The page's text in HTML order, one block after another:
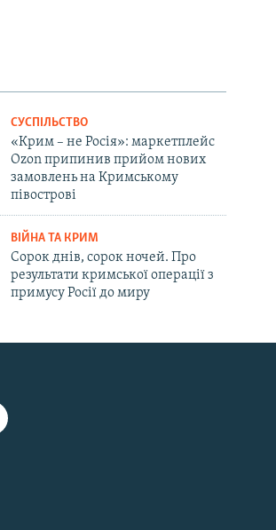
СУСПІЛЬСТВО
«Крим – не Росія»: маркетплейс
Ozon припинив прийом нових
замовлень на Кримському
півострові
ВІЙНА ТА КРИМ
Сорок днів, сорок ночей. Про
результати кримської операції з
примусу Росії до миру